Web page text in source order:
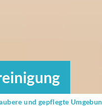
und gepflegte